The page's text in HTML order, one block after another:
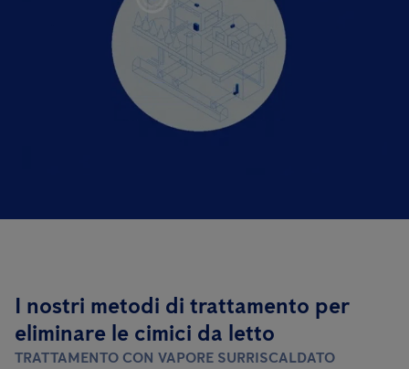
I nostri metodi di trattamento per
eliminare le cimici da letto
TRATTAMENTO CON VAPORE SURRISCALDATO